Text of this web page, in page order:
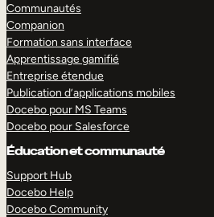
Communautés
Companion
Formation sans interface
Apprentissage gamifié
Entreprise étendue
Publication d’applications mobiles
Docebo pour MS Teams
Docebo pour Salesforce
Éducation et communauté
Support Hub
Docebo Help
Docebo Community